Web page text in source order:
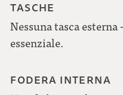
TASCHE
Nessuna tasca
essenziale.
FODERA INTERNA